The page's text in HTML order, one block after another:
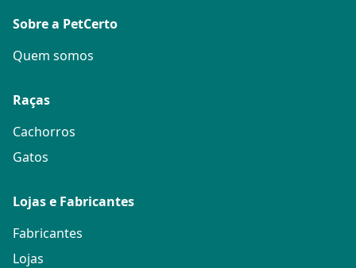
Sobre a PetCerto
Quem somos
Raças
Cachorros
Gatos
Lojas e Fabricantes
Fabricantes
Lojas